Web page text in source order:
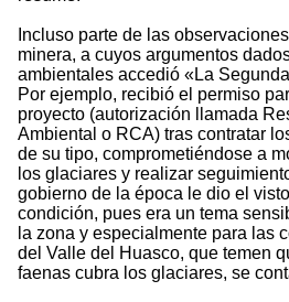
Incluso parte de las
minera, a cuyos argumentos
ambientales accedió «La
Por ejemplo, recibió el permiso
proyecto (autorización llamada
Ambiental o RCA) tras contratar
de su tipo, comprometiéndose a
los glaciares y realizar
gobierno de la época le dio el
condición, pues era un tema
la zona y especialmente para las
del Valle del Huasco, que temen
faenas cubra los glaciares, se